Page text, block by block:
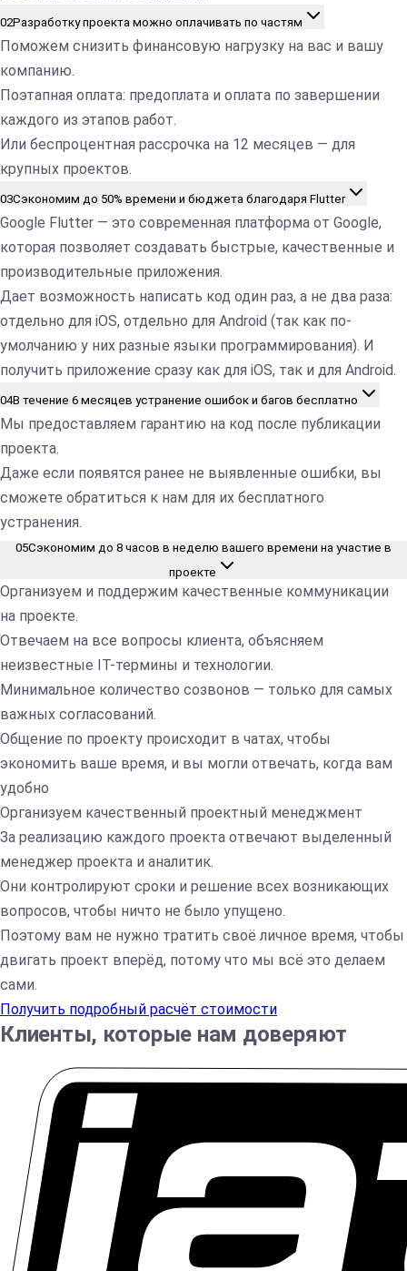
02Разработку проекта можно оплачивать по частям
Поможем снизить финансовую нагрузку на вас и вашу
компанию.
Поэтапная оплата: предоплата и оплата по завершении
каждого из этапов работ.
Или беспроцентная рассрочка на 12 месяцев — для
крупных проектов.
03Сэкономим до 50% времени и бюджета благодаря Flutter
Google Flutter — это современная платформа от Google,
которая позволяет создавать быстрые, качественные и
производительные приложения.
Дает возможность написать код один раз, а не два раза:
отдельно для iOS, отдельно для Android (так как по-
умолчанию у них разные языки программирования). И
получить приложение сразу как для iOS, так и для Android.
04В течение 6 месяцев устранение ошибок и багов бесплатно
Мы предоставляем гарантию на код после публикации
проекта.
Даже если появятся ранее не выявленные ошибки, вы
сможете обратиться к нам для их бесплатного
устранения.
05Сэкономим до 8 часов в неделю вашего времени на участие в
проекте
Организуем и поддержим качественные коммуникации
на проекте.
Отвечаем на все вопросы клиента, объясняем
неизвестные IT-термины и технологии.
Минимальное количество созвонов — только для самых
важных согласований.
Общение по проекту происходит в чатах, чтобы
экономить ваше время, и вы могли отвечать, когда вам
удобно
Организуем качественный проектный менеджмент
За реализацию каждого проекта отвечают выделенный
менеджер проекта и аналитик.
Они контролируют сроки и решение всех возникающих
вопросов, чтобы ничто не было упущено.
Поэтому вам не нужно тратить своё личное время, чтобы
двигать проект вперёд, потому что мы всё это делаем
сами.
Получить подробный расчёт стоимости
Клиенты, которые нам доверяют